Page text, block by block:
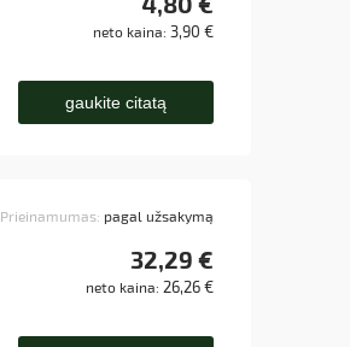
neto kaina: 3,90 €
gaukite citatą
Prieinamumas: pagal užsakymą
32,29 €
neto kaina: 26,26 €